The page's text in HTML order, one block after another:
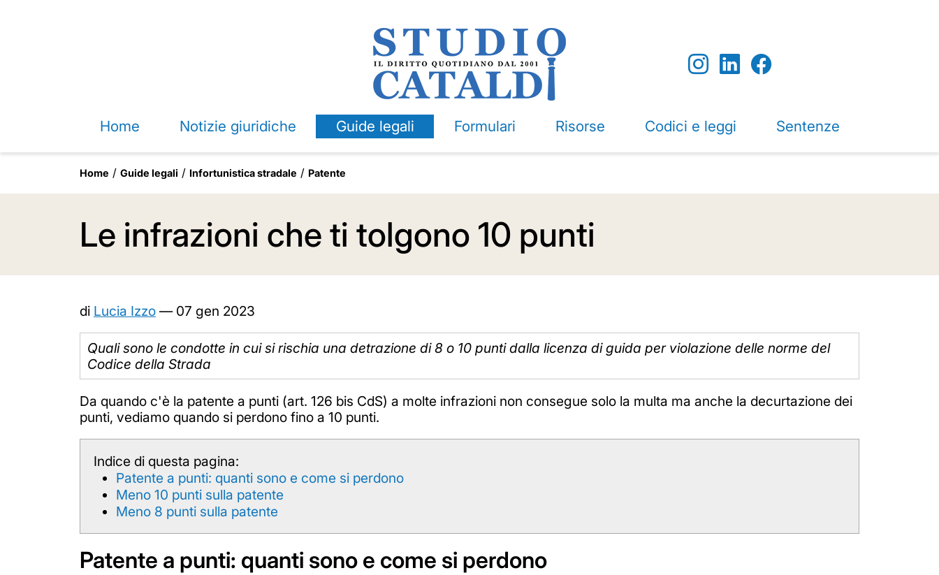
Home Notizie giuridiche Guide legali Formulari Risorse Codici e leggi Sentenze
Home Guide legali Infortunistica stradale Patente
Le infrazioni che ti tolgono 10 punti
di Lucia Izzo — 07 gen 2023
Quali sono le condotte in cui si rischia una detrazione di 8 o 10 punti dalla licenza di guida per violazione delle norme del
Codice della Strada
Da quando c'è la patente a punti (art. 126 bis CdS) a molte infrazioni non consegue solo la multa ma anche la decurtazione dei
punti, vediamo quando si perdono fino a 10 punti.
Indice di questa pagina:
Patente a punti: quanti sono e come si perdono
Meno 10 punti sulla patente
Meno 8 punti sulla patente
Patente a punti: quanti sono e come si perdono